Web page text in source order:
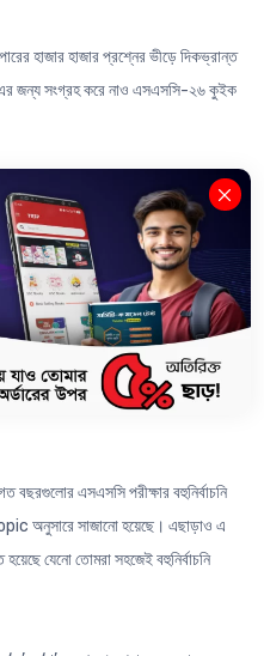
হাজার হাজার প্রশ্নের ভীড়ে দিকভ্রান্ত
এর জন্য সংগ্রহ করে নাও এসএসসি-২৬ কুইক
প্রশ্নগুলো Analysis করে তৈরি করা
পুরো অধ্যায়ের সকল গুরুত্বপূর্ণ
বোর্ড প্রশ্ন সমাধান করা হয়ে যাবে।
কোনো একটি অধ্যায় MCQ বা CQ এর
চুলচেরা বিশ্লেষণের মাধ্যমে
এসএসসি পরীক্ষার বহুনির্বাচনি
অনুসারে সাজানো হয়েছে। এছাড়াও এ
যেনো তোমরা সহজেই বহুনির্বাচনি